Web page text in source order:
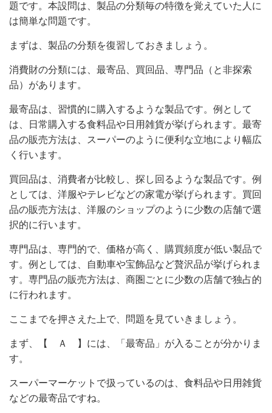
題です。本設問は、製品の分類毎の特徴を覚えていた人に
は簡単な問題です。
まずは、製品の分類を復習しておきましょう。
消費財の分類には、最寄品、買回品、専門品（と非探索
品）があります。
最寄品は、習慣的に購入するような製品です。例として
は、日常購入する食料品や日用雑貨が挙げられます。 最寄
品の販売方法は、スーパーのように便利な立地により幅広
く行います。
買回品は、消費者が比較し、探し回るような製品です。例
としては、洋服やテレビなどの家電が挙げられます。 買回
品の販売方法は、洋服のショップのように少数の店舗で選
択的に行います。
専門品は、専門的で、価格が高く、購買頻度が低い製品で
す。例としては、自動車や宝飾品など贅沢品が挙げられま
す。 専門品の販売方法は、商圏ごとに少数の店舗で独占的
に行われます。
ここまでを押さえた上で、問題を見ていきましょう。
まず、【 Ａ 】には、「最寄品」が入ることが分かりま
す。
スーパーマーケットで扱っているのは、食料品や日用雑貨
などの最寄品ですね。